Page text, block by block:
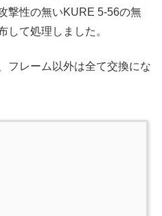
撃性の無いKURE 5-56の無
して処理しました。
フレーム以外は全て交換にな